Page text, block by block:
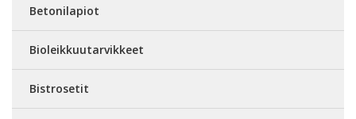
Betonilapiot
Bioleikkuutarvikkeet
Bistrosetit